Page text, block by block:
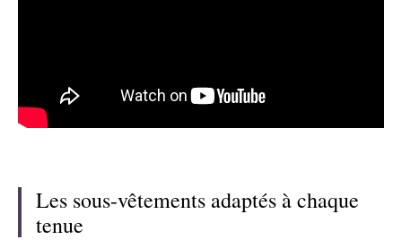
Les sous-vêtements adaptés à chaque
tenue